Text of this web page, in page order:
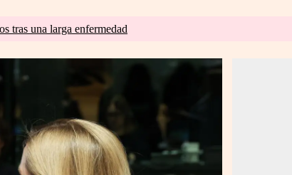
tras una larga enfermedad